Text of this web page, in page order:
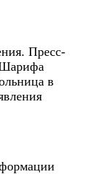
Пресс-
Шарифа
в